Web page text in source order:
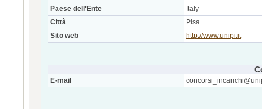
Paese dell'Ente
Italy
Città
Pisa
Sito web
http://www.unipi.it
E-mail